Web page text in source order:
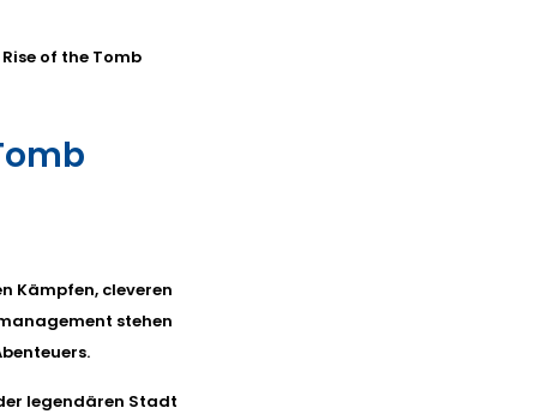
of the Tomb
Kämpfen, cleveren
stehen
legendären Stadt